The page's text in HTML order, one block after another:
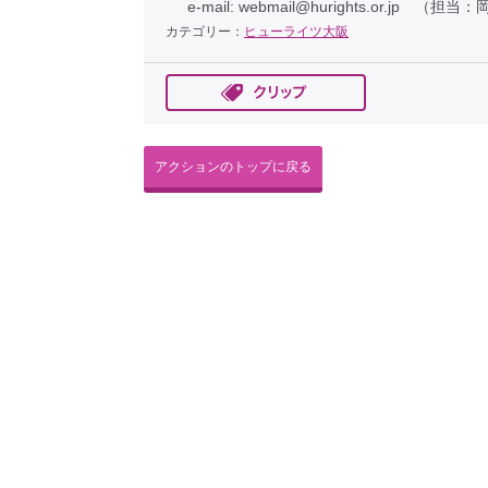
e-mail: webmail@hurights.or.jp （担当：
カテゴリー： ヒューライツ大阪
アクションのトップに戻る